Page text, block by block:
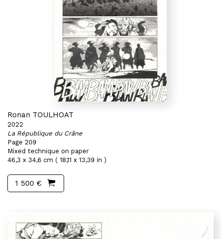
Ronan TOULHOAT
2022
La République du Crâne
Page 209
Mixed technique on paper
46,3 x 34,6 cm ( 18,11 x 13,39 in )
1 500 €